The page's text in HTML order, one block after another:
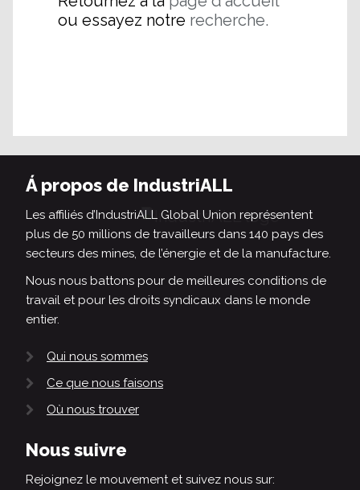
ou essayez notre recherche.
Á propos de IndustriALL
Les affiliés d’IndustriALL Global Union représentent
plus de 50 millions de travailleurs dans 140 pays des
secteurs des mines, de l’énergie et de la manufacture.
Nous nous battons pour de meilleures conditions de
travail et pour les droits syndicaux dans le monde
entier.
Qui nous sommes
Ce que nous faisons
Où nous trouver
Nous suivre
Rejoignez le mouvement et suivez nous sur: